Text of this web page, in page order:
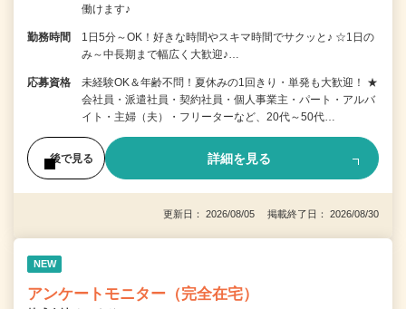
働けます♪
勤務時間
1日5分～OK！好きな時間やスキマ時間でサクッと♪ ☆1日の
み～中長期まで幅広く大歓迎♪…
応募資格
未経験OK＆年齢不問！夏休みの1回きり・単発も大歓迎！ ★
会社員・派遣社員・契約社員・個人事業主・パート・アルバ
イト・主婦（夫）・フリーターなど、20代～50代…
後で見る 詳細を見る
更新日： 2026/08/05 掲載終了日： 2026/08/30
NEW
アンケートモニター（完全在宅）